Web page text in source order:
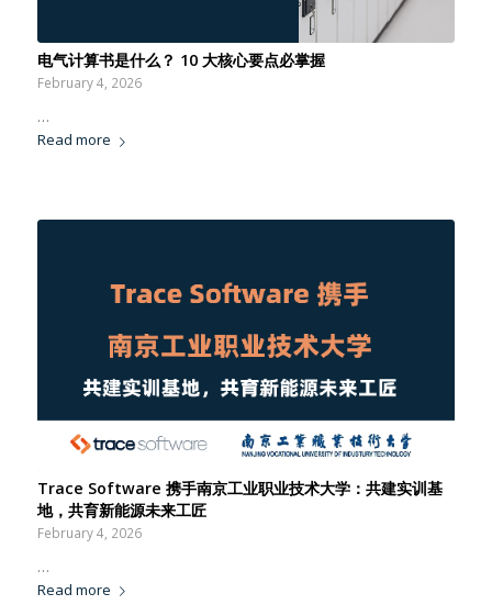
电气计算书是什么？ 10 大核心要点必掌握
February 4, 2026
…
Read more
Trace Software 携手南京工业职业技术大学：共建实训基
地，共育新能源未来工匠
February 4, 2026
…
Read more